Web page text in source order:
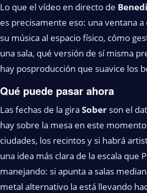
Lo que el vídeo en directo de
es precisamente eso: una ventana
su música al espacio físico, cómo
una sala, qué versión de sí misma
hay posproducción que suavice los
Qué puede pasar ahora
Las fechas de la gira Sober son el
hay sobre la mesa en este
ciudades, los recintos y si habrá
una idea más clara de la escala que
manejando: si apunta a salas
metal alternativo la está llevando